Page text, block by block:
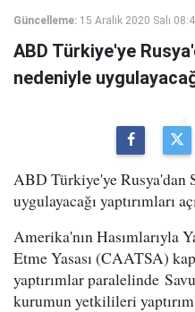
Güncelleme: 15 Aralık 2020 Salı
ABD Türkiye'ye
nedeniyle
ABD Türkiye'ye Rusya'dan
uygulayacağı yaptırımları
Amerika'nın Hasımlarıyla
Etme Yasası (CAATSA)
yaptırımlar paralelinde
kurumun yetkilileri yaptırım